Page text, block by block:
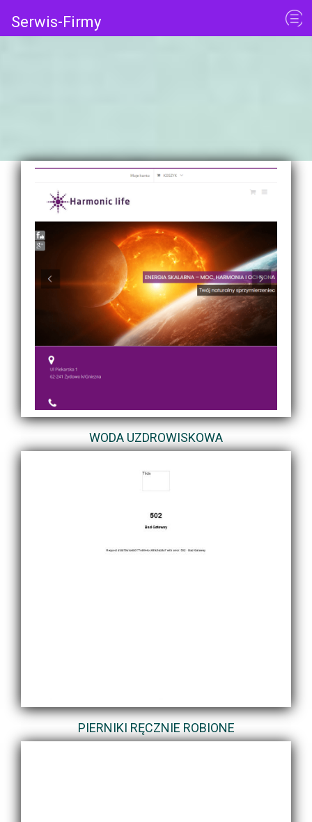
Serwis-Firmy
WODA UZDROWISKOWA
PIERNIKI RĘCZNIE ROBIONE